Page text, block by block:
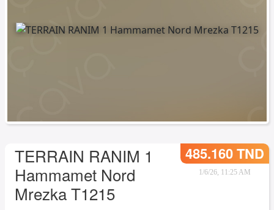
TERRAIN RANIM 1
Hammamet Nord
Mrezka T1215
485.160 TND
1/6/26, 11:25 AM